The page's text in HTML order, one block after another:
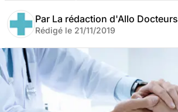
Par La rédaction d'Allo Docteurs
Rédigé le 21/11/2019